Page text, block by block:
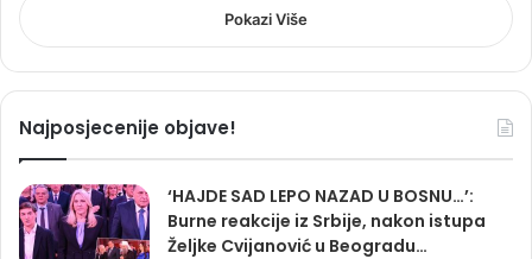
Pokazi Više
Najposjecenije objave!
‘HAJDE SAD LEPO NAZAD U BOSNU…’:
Burne reakcije iz Srbije, nakon istupa
Željke Cvijanović u Beogradu…